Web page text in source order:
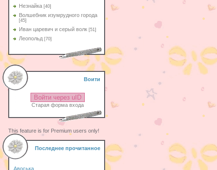
Незнайка [40]
Волшебник изумрудного города
[45]
Иван царевич и серый волк [51]
Леопольд [70]
Воити
Войти через uID
Старая форма входа
This feature is for Premium users only!
Последнее прочитанное
Авоська